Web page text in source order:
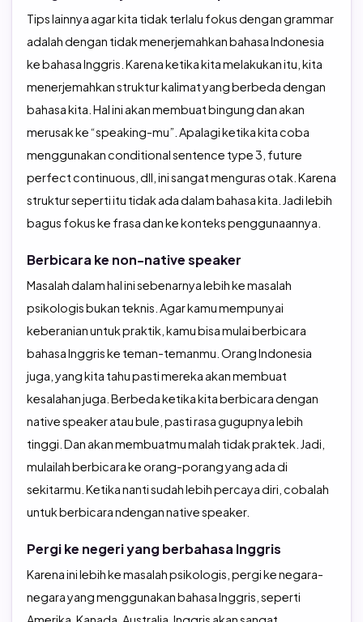
Tips lainnya agar kita tidak terlalu fokus dengan grammar
adalah dengan tidak menerjemahkan bahasa Indonesia
ke bahasa Inggris. Karena ketika kita melakukan itu, kita
menerjemahkan struktur kalimat yang berbeda dengan
bahasa kita. Hal ini akan membuat bingung dan akan
merusak ke “speaking-mu”. Apalagi ketika kita coba
menggunakan conditional sentence type 3, future
perfect continuous, dll, ini sangat menguras otak. Karena
struktur seperti itu tidak ada dalam bahasa kita. Jadi lebih
bagus fokus ke frasa dan ke konteks penggunaannya.
Berbicara ke non-native speaker
Masalah dalam hal ini sebenarnya lebih ke masalah
psikologis bukan teknis. Agar kamu mempunyai
keberanian untuk praktik, kamu bisa mulai berbicara
bahasa Inggris ke teman-temanmu. Orang Indonesia
juga, yang kita tahu pasti mereka akan membuat
kesalahan juga. Berbeda ketika kita berbicara dengan
native speaker atau bule, pasti rasa gugupnya lebih
tinggi. Dan akan membuatmu malah tidak praktek. Jadi,
mulailah berbicara ke orang-porang yang ada di
sekitarmu. Ketika nanti sudah lebih percaya diri, cobalah
untuk berbicara ndengan native speaker.
Pergi ke negeri yang berbahasa Inggris
Karena ini lebih ke masalah psikologis, pergi ke negara-
negara yang menggunakan bahasa Inggris, seperti